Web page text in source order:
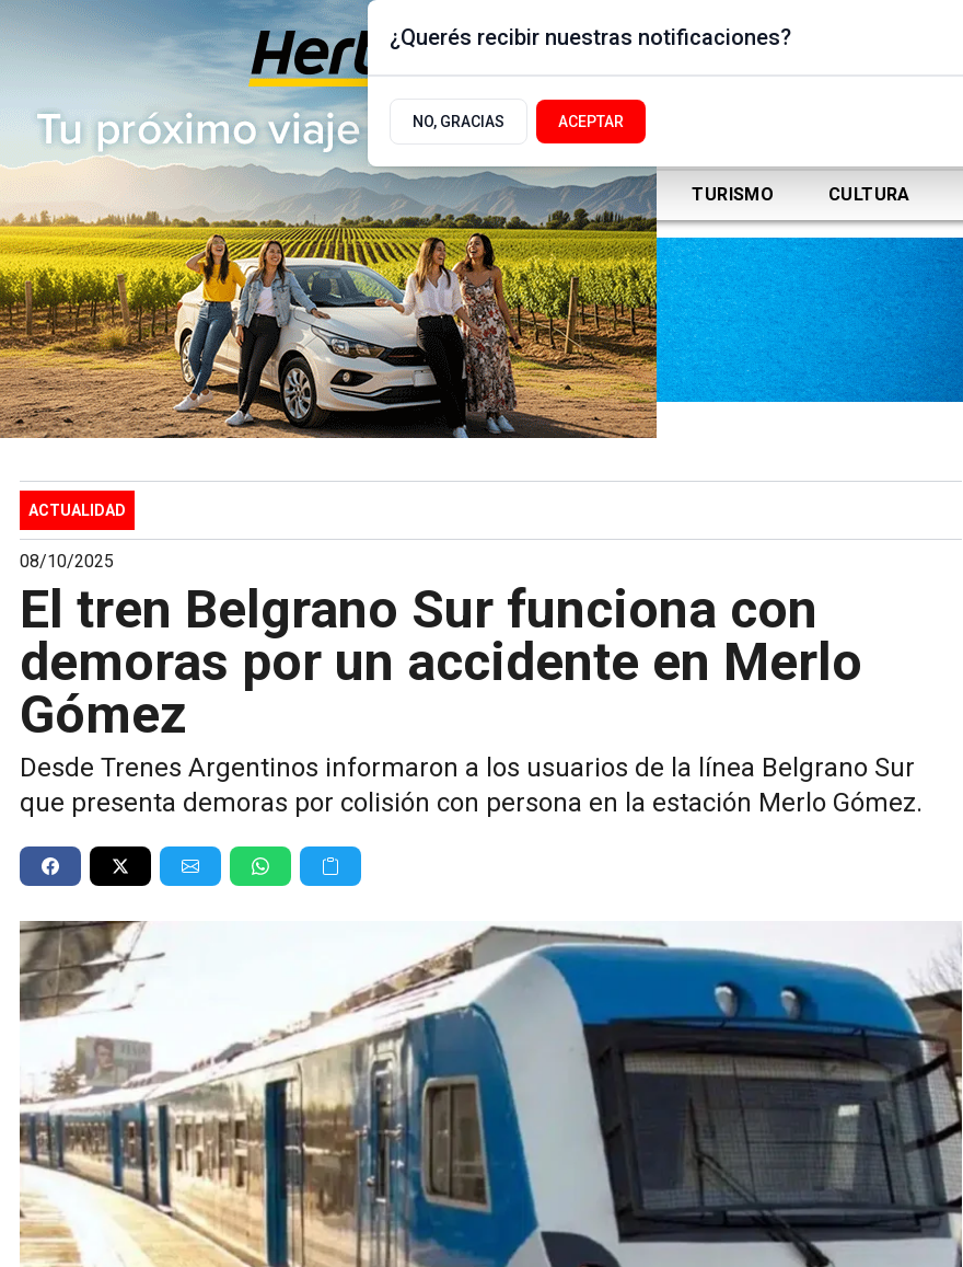
Sábado 8 de Agosto
de 2026
17.9ºc | Buenos Aires, AR
ACTUALIDAD POLÍTICA DEPORTES TURISMO CULTURA
ACTUALIDAD
08/10/2025
El tren Belgrano Sur funciona con
demoras por un accidente en Merlo
Gómez
Desde Trenes Argentinos informaron a los usuarios de la línea Belgrano Sur
que presenta demoras por colisión con persona en la estación Merlo Gómez.
¿Querés recibir nuestras notificaciones?
NO, GRACIAS ACEPTAR